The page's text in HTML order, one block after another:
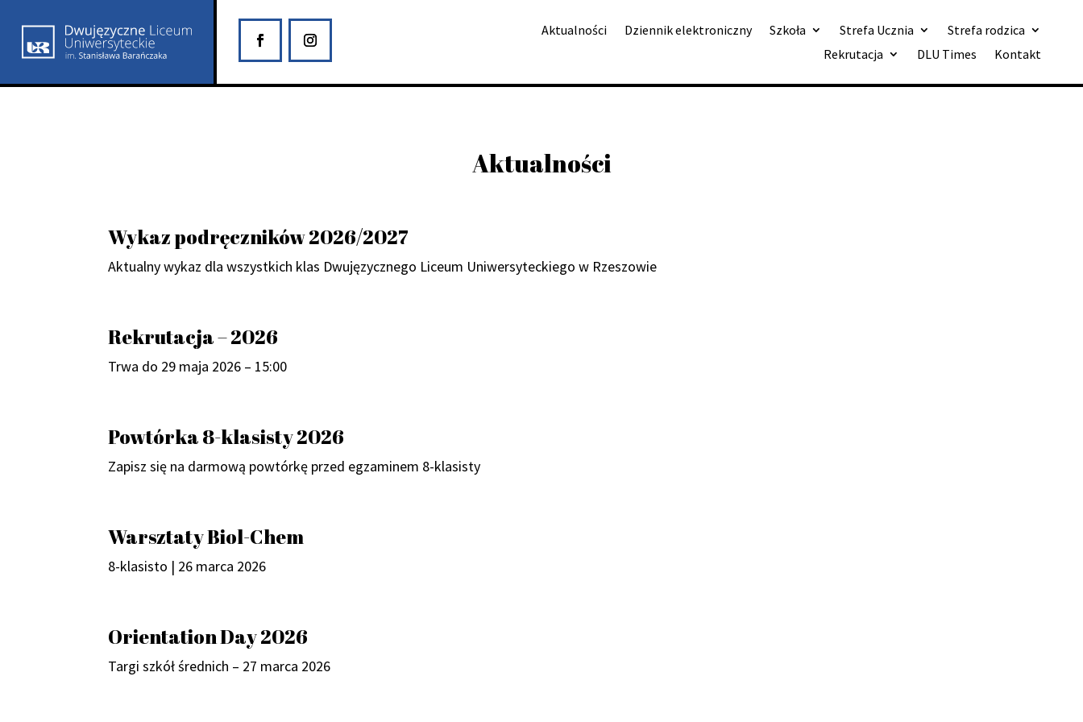
Aktualności Dziennik elektroniczny Szkoła Strefa Ucznia
Strefa rodzica
Rekrutacja
DLU Times Kontakt
Aktualności
Wykaz podręczników 2026/2027
Aktualny wykaz dla wszystkich klas Dwujęzycznego Liceum Uniwersyteckiego w Rzeszowie
Rekrutacja – 2026
Trwa do 29 maja 2026 – 15:00
Powtórka 8-klasisty 2026
Zapisz się na darmową powtórkę przed egzaminem 8-klasisty
Warsztaty Biol-Chem
8-klasisto | 26 marca 2026
Orientation Day 2026
Targi szkół średnich – 27 marca 2026